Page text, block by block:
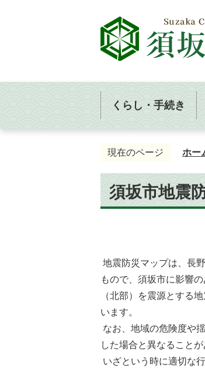
くらし・手続き
現在のページ ホー
須坂市地震
地震防災マップは、長
もので、須坂市に影響
（北部）を震源とする
います。
なお、地域の危険度や
した場合と異なること
いざという時に適切な